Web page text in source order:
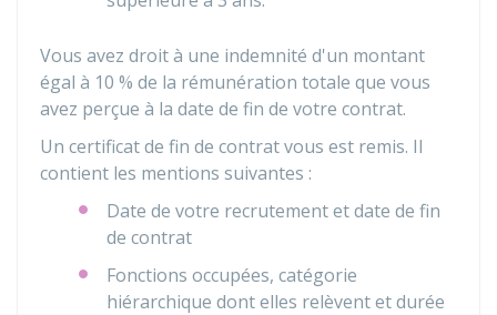
Vous avez droit à une indemnité d'un montant
égal à 10 % de la rémunération totale que vous
avez perçue à la date de fin de votre contrat.
Un certificat de fin de contrat vous est remis. Il
contient les mentions suivantes :
Date de votre recrutement et date de fin
de contrat
Fonctions occupées, catégorie
hiérarchique dont elles relèvent et durée